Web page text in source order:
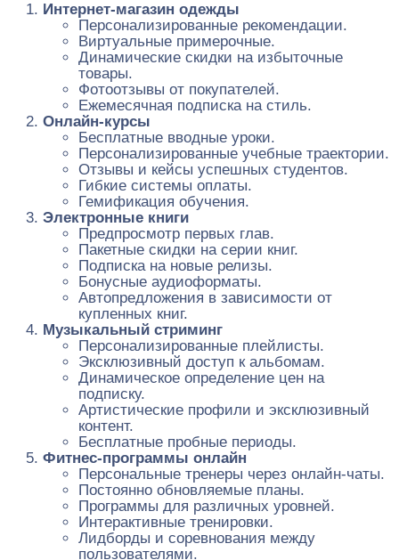
Интернет-магазин одежды
Персонализированные рекомендации.
Виртуальные примерочные.
Динамические скидки на избыточные
товары.
Фотоотзывы от покупателей.
Ежемесячная подписка на стиль.
Онлайн-курсы
Бесплатные вводные уроки.
Персонализированные учебные траектории.
Отзывы и кейсы успешных студентов.
Гибкие системы оплаты.
Гемификация обучения.
Электронные книги
Предпросмотр первых глав.
Пакетные скидки на серии книг.
Подписка на новые релизы.
Бонусные аудиоформаты.
Автопредложения в зависимости от
купленных книг.
Музыкальный стриминг
Персонализированные плейлисты.
Эксклюзивный доступ к альбомам.
Динамическое определение цен на
подписку.
Артистические профили и эксклюзивный
контент.
Бесплатные пробные периоды.
Фитнес-программы онлайн
Персональные тренеры через онлайн-чаты.
Постоянно обновляемые планы.
Программы для различных уровней.
Интерактивные тренировки.
Лидборды и соревнования между
пользователями.